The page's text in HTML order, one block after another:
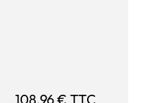
108,96 € TTC